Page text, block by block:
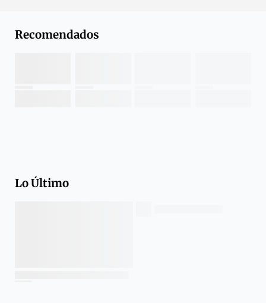
Recomendados
Lo Último